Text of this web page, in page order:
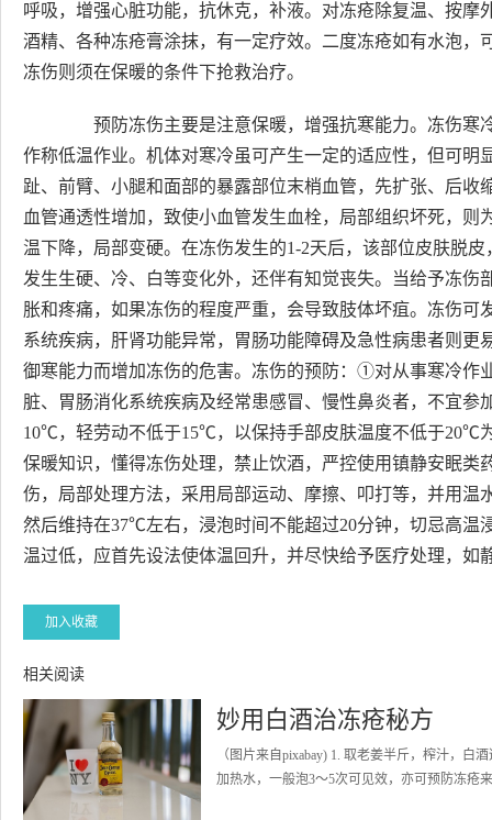
呼吸，增强心脏功能，抗休克，补液。对冻疮除复温、按
酒精、各种冻疮膏涂抹，有一定疗效。二度冻疮如有水泡
冻伤则须在保暖的条件下抢救治疗。
预防冻伤主要是注意保暖，增强抗寒能力。冻伤寒
作称低温作业。机体对寒冷虽可产生一定的适应性，但可
趾、前臂、小腿和面部的暴露部位末梢血管，先扩张、后
血管通透性增加，致使小血管发生血栓，局部组织坏死，
温下降，局部变硬。在冻伤发生的1-2天后，该部位皮肤脱
发生生硬、冷、白等变化外，还伴有知觉丧失。当给予冻
胀和疼痛，如果冻伤的程度严重，会导致肢体坏疽。冻伤
系统疾病，肝肾功能异常，胃肠功能障碍及急性病患者则
御寒能力而增加冻伤的危害。冻伤的预防：①对从事寒冷作
脏、胃肠消化系统疾病及经常患感冒、慢性鼻炎者，不宜
10℃，轻劳动不低于15℃，以保持手部皮肤温度不低于
保暖知识，懂得冻伤处理，禁止饮酒，严控使用镇静安眠
伤，局部处理方法，采用局部运动、摩擦、叩打等，并用
然后维持在37℃左右，浸泡时间不能超过20分钟，切忌高
温过低，应首先设法使体温回升，并尽快给予医疗处理，
加入收藏
相关阅读
妙用白酒治冻疮秘方
（图片来自pixabay) 1. 取老姜半斤，榨汁，
加热水，一般泡3～5次可见效，亦可预防冻疮